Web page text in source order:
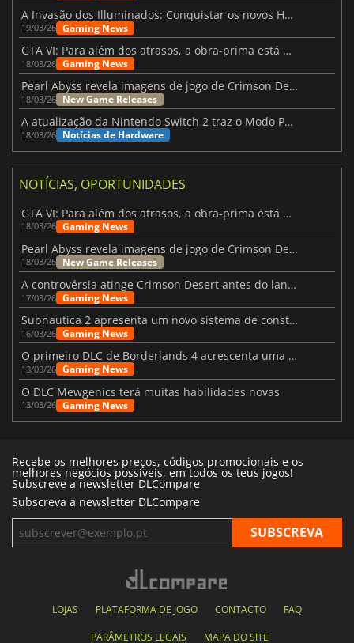
A Invasão dos Illuminados: Conquistar os novos Helldivers 2 Atualização!
19/03/26 Gaming News
GTA VI: Para além dos atrasos, a obra-prima está quase a chegar
18/03/26 Gaming News
Pearl Abyss revela imagens de jogo de Crimson Desert para a PS5
18/03/26 New Game Releases
A atualização da Nintendo Switch 2 traz o Modo Portátil aos jogos mais antigos da Switch
18/03/26 Notícias de Hardware
NOTÍCIAS, OPORTUNIDADES
GTA VI: Para além dos atrasos, a obra-prima está quase a chegar
18/03/26 Gaming News
Pearl Abyss revela imagens de jogo de Crimson Desert para a PS5
18/03/26 New Game Releases
A controvérsia atinge Crimson Desert antes do lançamento
17/03/26 Gaming News
Subnautica 2 apresenta um novo sistema de construção de bases
16/03/26 Gaming News
O primeiro DLC de Borderlands 4 acrescenta uma nova personagem e muito mais
13/03/26 Gaming News
O DLC Mewgenics terá muitas habilidades novas
13/03/26 Gaming News
Recebe os melhores preços, códigos promocionais e os
melhores negócios possíveis, em todos os teus jogos!
Subscreve a newsletter DLCompare
Subscreva a newsletter DLCompare
LOJAS PLATAFORMA DE JOGO CONTACTO FAQ
PARÂMETROS LEGAIS MAPA DO SITE